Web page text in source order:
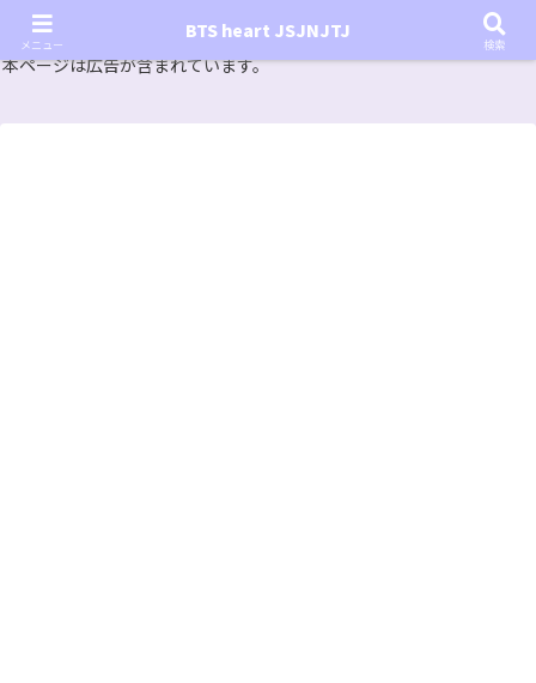
『In the SOOP BTS ver.』シーズン2放送決定！いつから始まる？インザスープの放送開始日・視聴
方法は？【In the SOOP BTS ver. Season 2】
本ページは広告が含まれています。
メニュー
BTS heart JSJNJTJ
検索